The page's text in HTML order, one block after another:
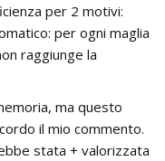
per 2 motivi:
per ogni maglia
raggiunge la
ma questo
il mio commento.
stata + valorizzata